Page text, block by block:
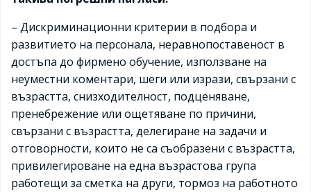
– Дискриминационни критерии в подбора и
развитието на персонала, неравнопоставеност в
достъпа до фирмено обучение, използване на
неуместни коментари, шеги или изрази, свързани с
възрастта, снизходителност, подценяване,
пренебрежение или ощетяване по причини,
свързани с възрастта, делегиране на задачи и
отговорности, които не са съобразени с възрастта,
привилегироване на една възрастова група
работещи за сметка на други, тормоз на работното